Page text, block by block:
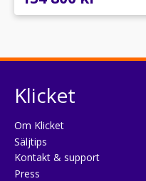
Klicket
Om Klicket
Säljtips
Kontakt & support
Press